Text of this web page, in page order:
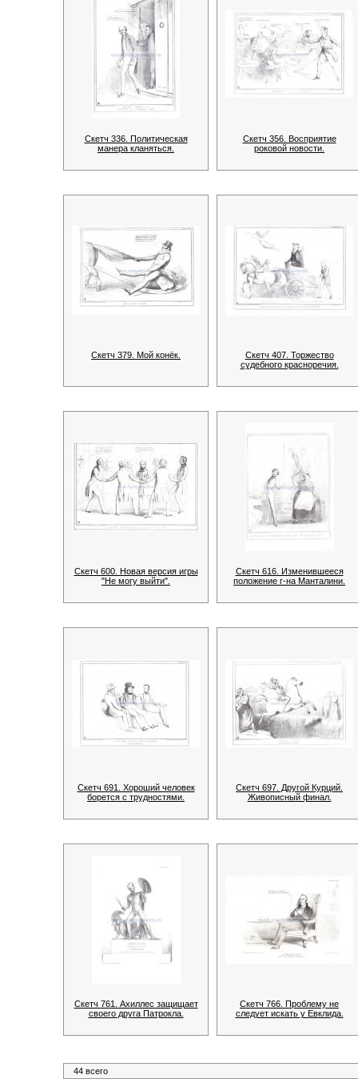
Скетч 336. Политическая
манера кланяться.
Скетч 356. Восприятие
роковой новости.
Скетч 379. Мой конёк.
Скетч 407. Торжество
судебного красноречия.
Скетч 600. Новая версия игры
"Не могу выйти".
Скетч 616. Изменившееся
положение г-на Манталини.
Скетч 691. Хороший человек
борется с трудностями.
Скетч 697. Другой Курций.
Живописный финал.
Скетч 761. Ахиллес защищает
своего друга Патрокла.
Скетч 766. Проблему не
следует искать у Евклида.
44 всего